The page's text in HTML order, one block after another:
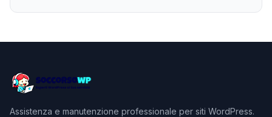
Assistenza e manutenzione professionale per siti WordPress.